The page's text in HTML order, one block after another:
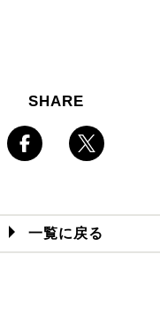
SHARE
一覧に戻る